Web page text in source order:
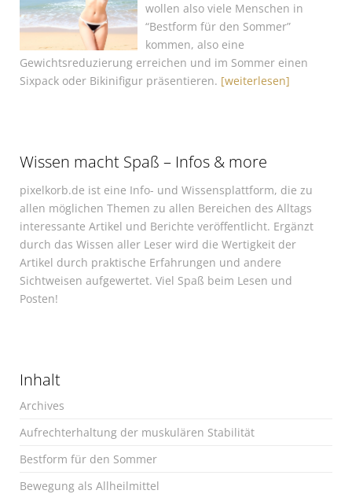
wollen also viele Menschen in
“Bestform für den Sommer”
kommen, also eine
Gewichtsreduzierung erreichen und im Sommer einen
Sixpack oder Bikinifigur präsentieren. [weiterlesen]
Wissen macht Spaß – Infos & more
pixelkorb.de ist eine Info- und Wissensplattform, die zu
allen möglichen Themen zu allen Bereichen des Alltags
interessante Artikel und Berichte veröffentlicht. Ergänzt
durch das Wissen aller Leser wird die Wertigkeit der
Artikel durch praktische Erfahrungen und andere
Sichtweisen aufgewertet. Viel Spaß beim Lesen und
Posten!
Inhalt
Archives
Aufrechterhaltung der muskulären Stabilität
Bestform für den Sommer
Bewegung als Allheilmittel